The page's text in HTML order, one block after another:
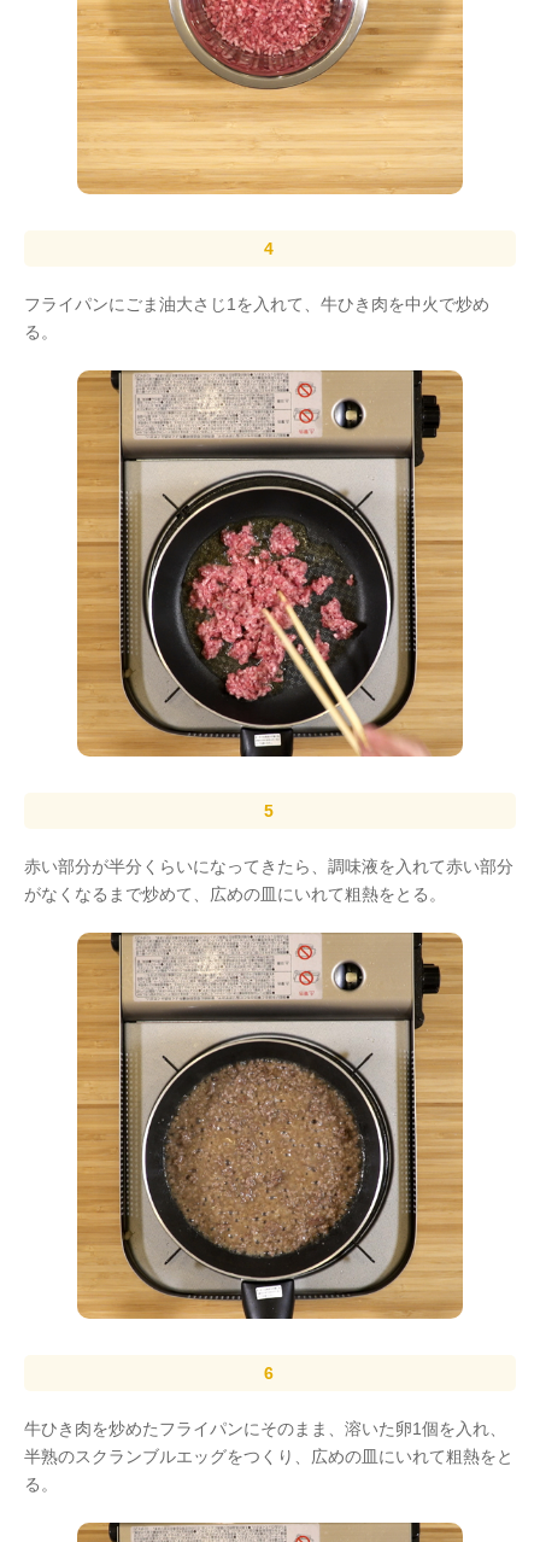
フライパンにごま油大さじ1を入れて、牛ひき肉を中火で炒め
る。
赤い部分が半分くらいになってきたら、調味液を入れて赤い部分
がなくなるまで炒めて、広めの皿にいれて粗熱をとる。
牛ひき肉を炒めたフライパンにそのまま、溶いた卵1個を入れ、
半熟のスクランブルエッグをつくり、広めの皿にいれて粗熱をと
る。